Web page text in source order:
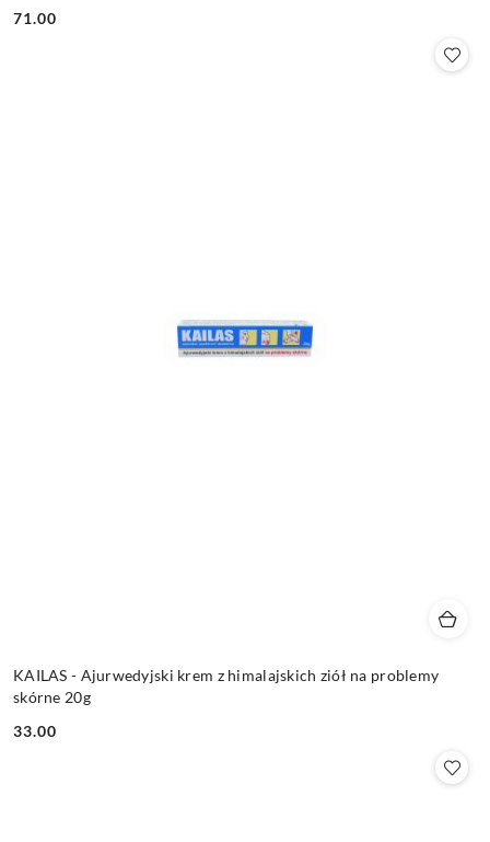
Cena:
71.00
KAILAS - Ajurwedyjski krem z himalajskich ziół na problemy
skórne 20g
Cena:
33.00